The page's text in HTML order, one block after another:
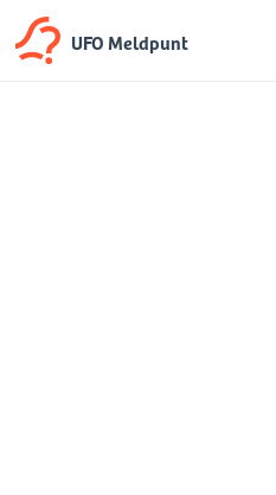
UFO Meldpunt